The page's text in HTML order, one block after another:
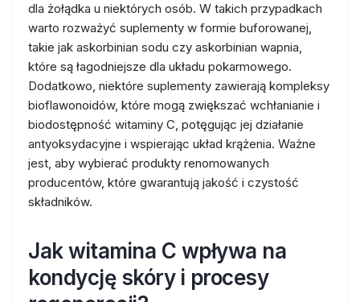
dla żołądka u niektórych osób. W takich przypadkach
warto rozważyć suplementy w formie buforowanej,
takie jak askorbinian sodu czy askorbinian wapnia,
które są łagodniejsze dla układu pokarmowego.
Dodatkowo, niektóre suplementy zawierają kompleksy
bioflawonoidów, które mogą zwiększać wchłanianie i
biodostępność witaminy C, potęgując jej działanie
antyoksydacyjne i wspierając układ krążenia. Ważne
jest, aby wybierać produkty renomowanych
producentów, które gwarantują jakość i czystość
składników.
Jak witamina C wpływa na
kondycję skóry i procesy